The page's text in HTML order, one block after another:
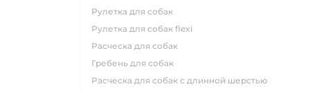
рулетка для собак
рулетка для собак flexi
расческа для собак
гребень для собак
расческа для собак с длинной шерстью